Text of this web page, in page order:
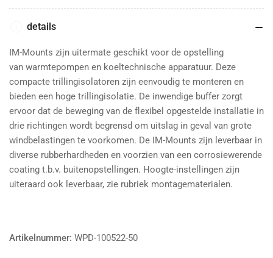
-
M12
50
shore
-
max.
150
kg
verlagen
-
50
shore
-
max.
150
kg
verhogen
details
IM-Mounts zijn uitermate geschikt voor de opstelling
van warmtepompen en koeltechnische apparatuur. Deze
compacte trillingisolatoren zijn eenvoudig te monteren en
bieden een hoge trillingisolatie. De inwendige buffer zorgt
ervoor dat de beweging van de flexibel opgestelde installatie in
drie richtingen wordt begrensd om uitslag in geval van grote
windbelastingen te voorkomen. De IM-Mounts zijn leverbaar in
diverse rubberhardheden en voorzien van een corrosiewerende
coating t.b.v. buitenopstellingen. Hoogte-instellingen zijn
uiteraard ook leverbaar, zie rubriek montagematerialen.
Artikelnummer: WPD-100522-50